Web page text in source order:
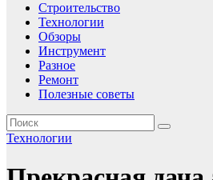
Строительство
Технологии
Обзоры
Инструмент
Разное
Ремонт
Полезные советы
Технологии